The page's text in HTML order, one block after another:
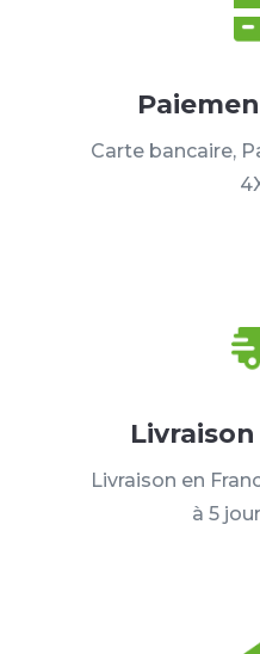
Carte bancaire,
Livraison en
à 5